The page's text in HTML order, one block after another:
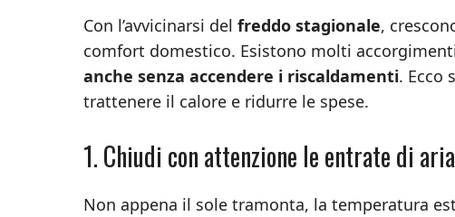
Con l’avvicinarsi del freddo stagionale,
comfort domestico. Esistono molti
anche senza accendere i riscaldamenti. Ecco
trattenere il calore e ridurre le spese.
1. Chiudi con attenzione le entrate di
Non appena il sole tramonta, la temperatura